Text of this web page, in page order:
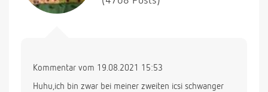
Kommentar vom 19.08.2021 15:53
Huhu,ich bin zwar bei meiner zweiten icsi schwanger